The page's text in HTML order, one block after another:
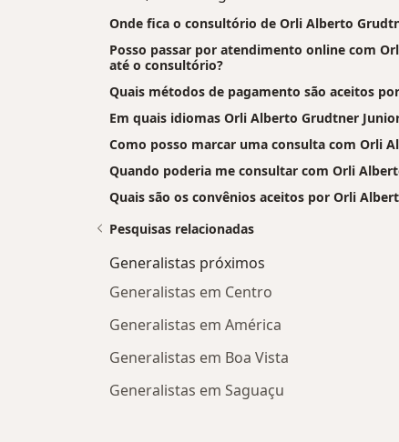
Onde fica o consultório de Orli Alberto
Posso passar por atendimento online com
até o consultório?
Quais métodos de pagamento são aceitos
Em quais idiomas Orli Alberto Grudtner
Como posso marcar uma consulta com Orli
Quando poderia me consultar com Orli
Quais são os convênios aceitos por Orli
Pesquisas relacionadas
Generalistas próximos
Generalistas em Centro
Generalistas em América
Generalistas em Boa Vista
Generalistas em Saguaçu